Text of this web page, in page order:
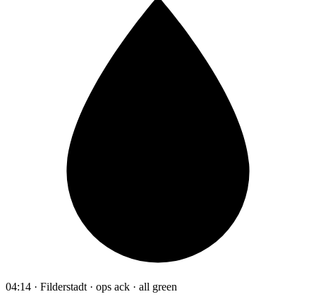
04:14 · Filderstadt · ops ack · all green